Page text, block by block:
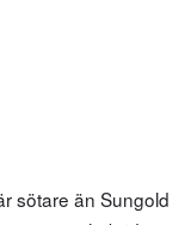
sötare än Sungold